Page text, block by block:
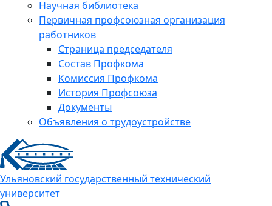
Научная библиотека
Первичная профсоюзная организация
работников
Страница председателя
Состав Профкома
Комиссия Профкома
История Профсоюза
Документы
Объявления о трудоустройстве
Ульяновский государственный технический
университет